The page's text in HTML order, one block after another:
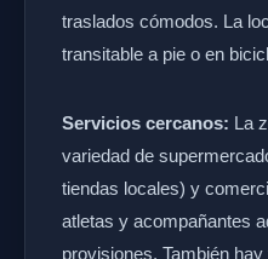
traslados cómodos. La
transitable a pie o en
Servicios cercanos: La
variedad de
tiendas locales) y
atletas y acompañantes
provisiones. También